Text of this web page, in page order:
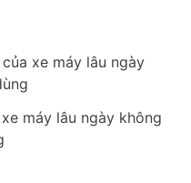
máy lâu ngày không